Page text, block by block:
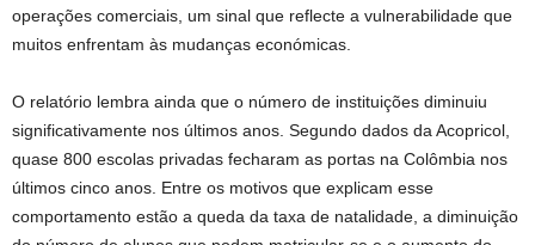
operações comerciais, um sinal que reflecte a vulnerabilidade que
muitos enfrentam às mudanças económicas.
O relatório lembra ainda que o número de instituições diminuiu
significativamente nos últimos anos. Segundo dados da Acopricol,
quase 800 escolas privadas fecharam as portas na Colômbia nos
últimos cinco anos. Entre os motivos que explicam esse
comportamento estão a queda da taxa de natalidade, a diminuição